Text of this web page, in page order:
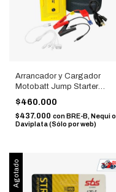
Arrancador y Cargador
Motobatt Jump Starter
MBJ7500B
$460.000
$437.000 conBRE-B, Nequi o
Daviplata (Sólo por web)
Agotado